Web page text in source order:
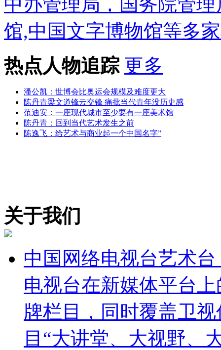
中办管理局，国务院管
馆,中国文字博物馆等多
热点人物追踪 更多
潘公凯：世博会比奥运会规模及难度更大
陈丹青梁文道锋云交锋 痛批当代青年没历史感
范迪安：一座现代城市至少要有一座美术馆
陈丹青：回到当代艺术发生之前
陈逸飞：给艺术与商业起一个中国名字”
关于我们
中国网络电视台艺术台
电视台在新媒体平台
牌栏目，同时覆盖卫
目“大讲堂、大视野、